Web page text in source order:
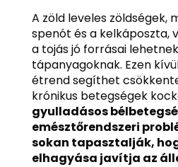
A zöld leveles zöldségek,
spenót és a kelkáposzta,
a tojás jó forrásai
tápanyagoknak. Ezen
étrend segíthet
krónikus betegségek
gyulladásos
emésztőrendszeri
sokan tapasztalják,
elhagyása javítja az